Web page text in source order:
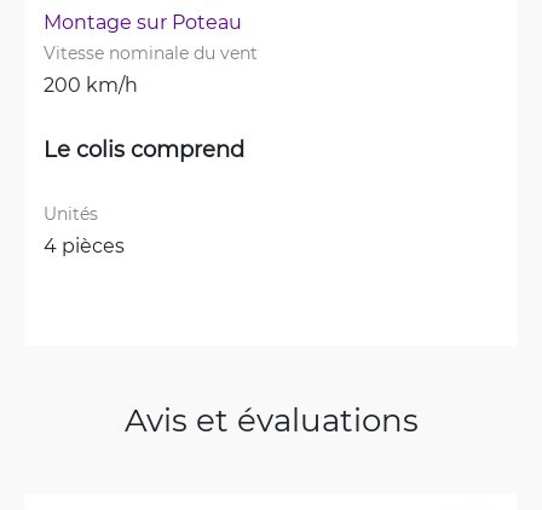
Montage sur Poteau
Vitesse nominale du vent
200 km/h
Le colis comprend
Unités
4 pièces
Avis et évaluations